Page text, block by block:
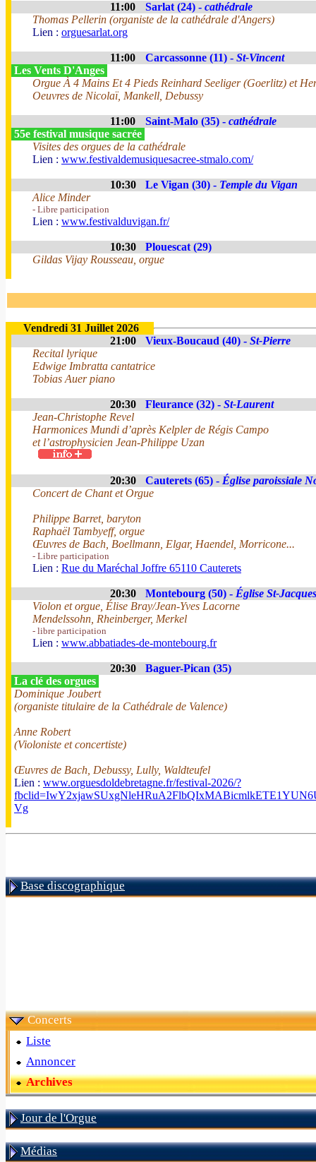
11:00 Sarlat (24) - cathédrale
Thomas Pellerin (organiste de la cathédrale d'Angers)
Lien : orguesarlat.org
11:00 Carcassonne (11) - St-Vincent
Les Vents D'Anges
Orgue À 4 Mains Et 4 Pieds Reinhard Seeliger (Goerlitz) et
Oeuvres de Nicolaï, Mankell, Debussy
11:00 Saint-Malo (35) - cathédrale
55e festival musique sacrée
Visites des orgues de la cathédrale
Lien : www.festivaldemusiquesacree-stmalo.com/
10:30 Le Vigan (30) - Temple du Vigan
Alice Minder
- Libre participation
Lien : www.festivalduvigan.fr/
10:30
Plouescat (29)
Gildas Vijay Rousseau, orgue
Vendredi 31 Juillet 2026
21:00
Vieux-Boucaud (40) - St-Pierre
Recital lyrique
Edwige Imbratta cantatrice
Tobias Auer piano
20:30 Fleurance (32) - St-Laurent
Jean-Christophe Revel
Harmonices Mundi d’après Kelpler de Régis Campo
et l’astrophysicien Jean-Philippe Uzan
20:30 Cauterets (65) - Église paroissiale
Concert de Chant et Orgue
Philippe Barret, baryton
Raphaël Tambyeff, orgue
Œuvres de Bach, Boellmann, Elgar, Haendel, Morricone...
- Libre participation
Lien : Rue du Maréchal Joffre 65110 Cauterets
20:30 Montebourg (50) - Église St-Jacques
Violon et orgue, Élise Bray/Jean-Yves Lacorne
Mendelssohn, Rheinberger, Merkel
- libre participation
Lien : www.abbatiades-de-montebourg.fr
20:30
Baguer-Pican (35)
La clé des orgues
Dominique Joubert
(organiste titulaire de la Cathédrale de Valence)
Anne Robert
(Violoniste et concertiste)
Œuvres de Bach, Debussy, Lully, Waldteufel
Lien : www.orguesdoldebretagne.fr/festival-2026/?
Vg
Base discographique
Concerts
Liste
Annoncer
Archives
Jour de l'Orgue
Médias